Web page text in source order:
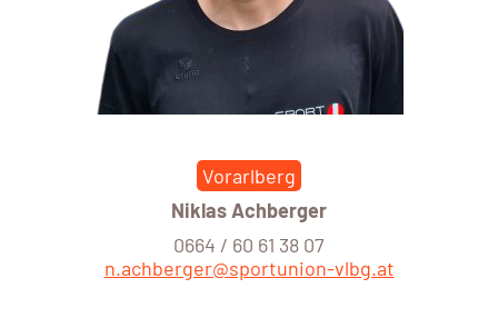
Vorarlberg
Niklas Achberger
0664 / 60 61 38 07
n.achberger@sportunion-vlbg.at